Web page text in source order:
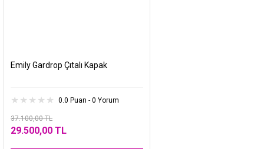
Emily Gardrop Çıtalı Kapak
0.0 Puan - 0 Yorum
37.100,00 TL
29.500,00 TL